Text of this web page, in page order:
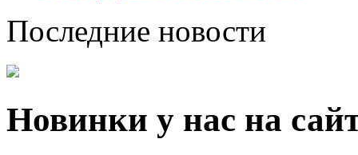
Последние новости
Новинки у нас на